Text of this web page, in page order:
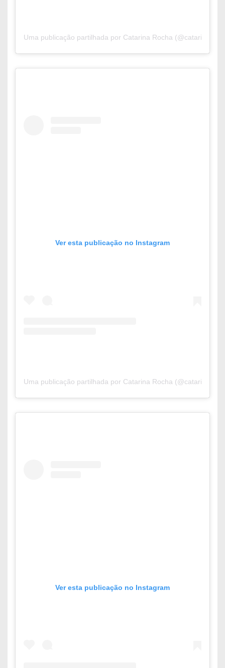
Uma publicação partilhada por Catarina Rocha
Ver esta publicação no Instagram
Uma publicação partilhada por Catarina Rocha
Ver esta publicação no Instagram